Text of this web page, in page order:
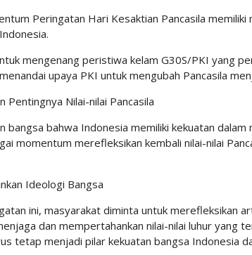
Peringatan Hari Kesaktian Pancasila memiliki
mengenang peristiwa kelam G30S/PKI yang
upaya PKI untuk mengubah Pancasila
Pentingnya Nilai-nilai Pancasila
bangsa bahwa Indonesia memiliki kekuatan
momentum merefleksikan kembali nilai-nilai
Ideologi Bangsa
ini, masyarakat diminta untuk merefleksikan
dan mempertahankan nilai-nilai luhur yang
tetap menjadi pilar kekuatan bangsa Indonesia